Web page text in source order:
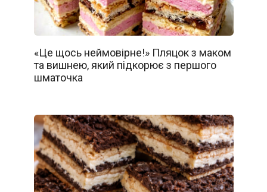
«Це щось неймовірне!» Пляцок з маком
та вишнею, який підкорює з першого
шматочка